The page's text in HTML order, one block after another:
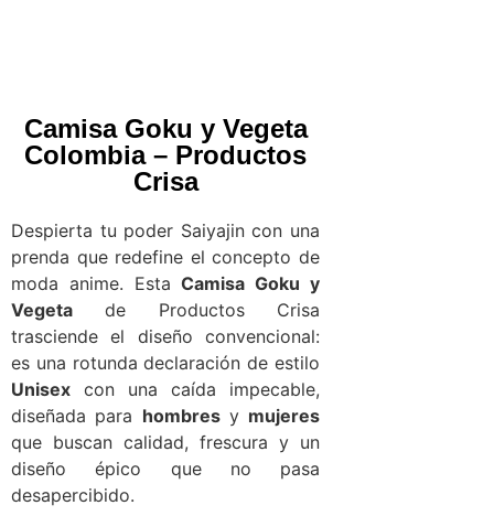
Camisa Goku y Vegeta
Colombia – Productos
Crisa
Despierta tu poder Saiyajin con una
prenda que redefine el concepto de
moda anime. EstaCamisa Goku y
Vegeta de Productos Crisa
trasciende el diseño convencional:
es una rotunda declaración de estilo
Unisex con una caída impecable,
diseñada para hombresy mujeres
que buscan calidad, frescura y un
diseño épico que no pasa
desapercibido.